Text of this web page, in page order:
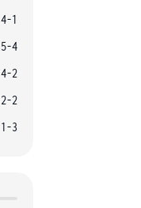
4-1
5-4
4-2
2-2
1-3